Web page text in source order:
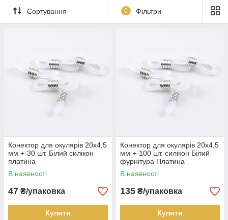
Сортування 0 Фільтри
Конектор для окулярів 20х4,5
мм +-30 шт. Білий силікон
платина
В наявності
47 ₴/упаковка
Купити
Конектор для окулярів 20х4,5
мм +-100 шт. силікон Білий
фурнітура Платина
В наявності
135 ₴/упаковка
Купити